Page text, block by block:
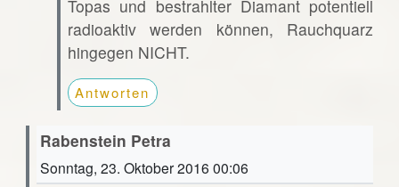
Topas und bestrahlter Diamant potentiell
radioaktiv werden können, Rauchquarz
hingegen NICHT.
Antworten
Rabenstein Petra
Sonntag, 23. Oktober 2016 00:06